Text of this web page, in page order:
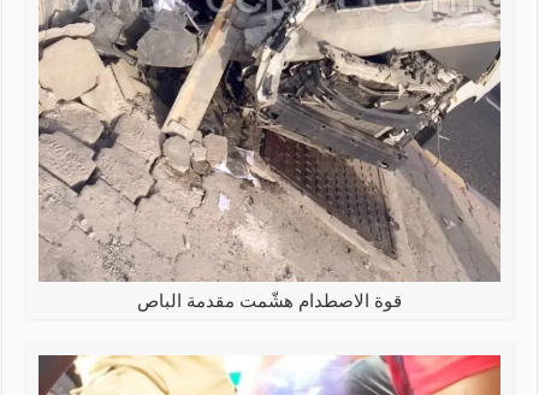
قوة الاصطدام هشّمت مقدمة الباص